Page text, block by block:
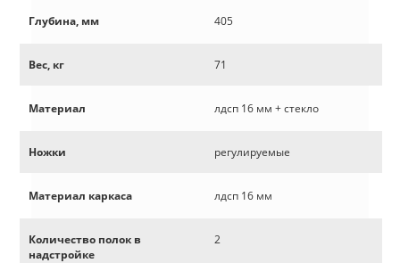
Глубина, мм 405
Вес, кг 71
Материал лдсп 16 мм + стекло
Ножки регулируемые
Материал каркаса лдсп 16 мм
Количество полок в
надстройке
2